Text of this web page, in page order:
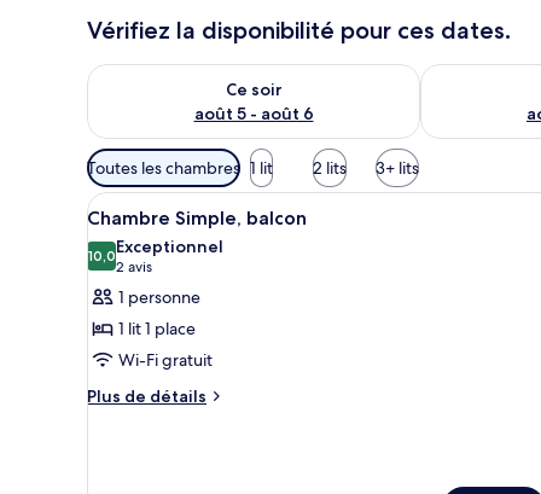
Vérifiez la disponibilité pour ces dates.
Ce soir
août 5 - août 6
Vérifier la disponibilité pour ce soir août 5 - août 6
Vérifier la
Filtres
disponibles
pour
les
chambres
Toutes les chambres 1 lit 2 lits 3+ lits
Afficher
toutes
les
photos
pour
ce
type
de
Une chambre avec un lit, un
4
Chambre Simple, balcon
10,010,0 sur 10
Exceptionnel
2 avis
(2 avis)
1 personne
1 lit 1 place
Wi-Fi gratuit
Plus de détails
Plus